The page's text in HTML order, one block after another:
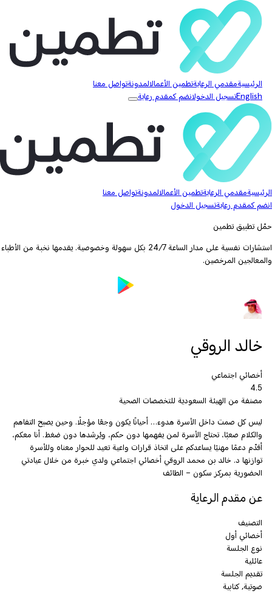
الرئيسيةمقدمي الرعايةتطمين الأعمالالمدونةتواصل معنا
Englishتسجيل الدخولانضم كمقدم رعاية
الرئيسيةمقدمي الرعايةتطمين الأعمالالمدونةتواصل معنا
انضم كمقدم رعايةتسجيل الدخول
حمّل تطبيق تطمين
استشارات نفسية على مدار الساعة 24/7 بكل سهولة وخصوصية. يقدمها نخبة من الأطباء
والمعالجين المرخصين.
خالد الروقي
أخصائي اجتماعي
4.5
مصنفة من الهيئة السعودية للتخصصات الصحية
ليس كل صمت داخل الأسرة هدوء… أحيانًا يكون وجعًا مؤجلًا. وحين يصبح التفاهم
والكلام صعبًا، تحتاج الأسرة لمن يفهمها دون حكم، ويُرشدها دون ضغط. أنا معكم،
أقدّم دعمًا مهنيًا يساعدكم على اتخاذ قرارات واعية تعيد للحوار معناه وللأسرة
توازنها د. خالد بن محمد الروقي أخصائي اجتماعي ولدي خبرة من خلال عيادتي
الحضورية بمركز سكون – الطائف
عن مقدم الرعاية
التصنيف
أخصائي أول
نوع الجلسة
عائلية
تقديم الجلسة
صوتية, كتابية